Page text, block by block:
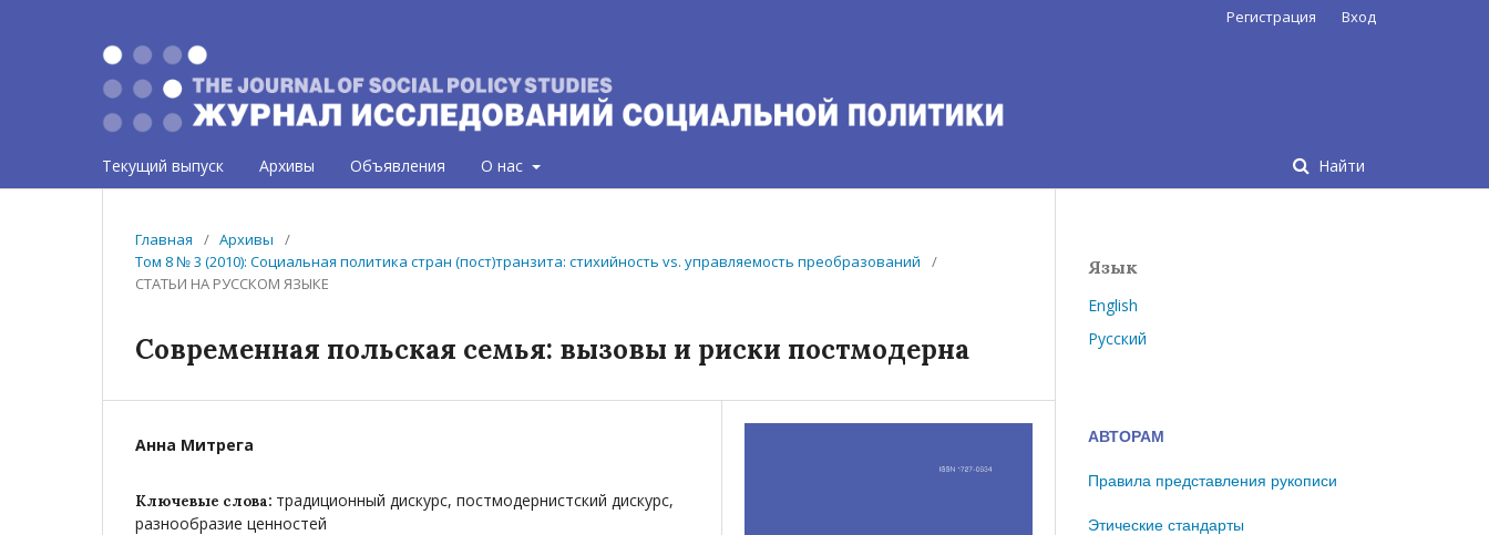
Текущий выпуск Архивы Объявления О нас Найти
Регистрация Вход
Главная / Архивы
/
Том 8 № 3 (2010): Социальная политика стран (пост)транзита: стихийность vs. управляемость преобразований
/
СТАТЬИ НА РУССКОМ ЯЗЫКЕ
Современная польская семья: вызовы и риски постмодерна
Анна Митрега
Ключевые слова: традиционный дискурс, постмодернистский дискурс,
разнообразие ценностей
Язык
English
Русский
АВТОРАМ
Правила представления рукописи
Этические стандарты